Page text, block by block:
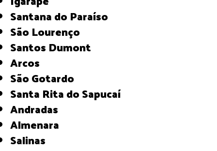
Santana do Paraíso
São Lourenço
Santos Dumont
Arcos
São Gotardo
Santa Rita do Sapucaí
Andradas
Almenara
Salinas